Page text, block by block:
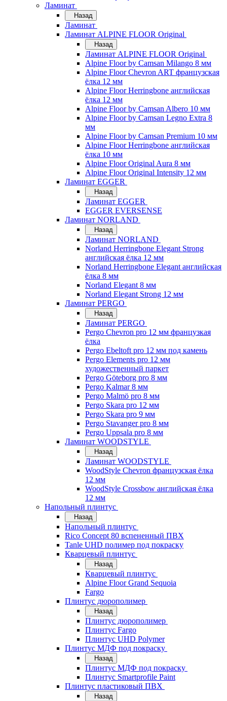
Ламинат
Назад
Ламинат
Ламинат ALPINE FLOOR Original
Назад
Ламинат ALPINE FLOOR Original
Alpine Floor by Camsan Milango 8 мм
Alpine Floor Chevron ART французская
ёлка 12 мм
Alpine Floor Herringbone английская
ёлка 12 мм
Alpine Floor by Camsan Albero 10 мм
Alpine Floor by Camsan Legno Extra 8
мм
Alpine Floor by Camsan Premium 10 мм
Alpine Floor Herringbone английская
ёлка 10 мм
Alpine Floor Original Aura 8 мм
Alpine Floor Original Intensity 12 мм
Ламинат EGGER
Назад
Ламинат EGGER
EGGER EVERSENSE
Ламинат NORLAND
Назад
Ламинат NORLAND
Norland Herringbone Elegant Strong
английская ёлка 12 мм
Norland Herringbone Elegant английская
ёлка 8 мм
Norland Elegant 8 мм
Norland Elegant Strong 12 мм
Ламинат PERGO
Назад
Ламинат PERGO
Pergo Chevron pro 12 мм французкая
ёлка
Pergo Ebeltoft pro 12 мм под камень
Pergo Elements pro 12 мм
художественный паркет
Pergo Göteborg pro 8 мм
Pergo Kalmar 8 мм
Pergo Malmö pro 8 мм
Pergo Skara pro 12 мм
Pergo Skara pro 9 мм
Pergo Stavanger pro 8 мм
Pergo Uppsala pro 8 мм
Ламинат WOODSTYLE
Назад
Ламинат WOODSTYLE
WoodStyle Chevron французская ёлка
12 мм
WoodStyle Crossbow английская ёлка
12 мм
Напольный плинтус
Назад
Напольный плинтус
Rico Concept 80 вспененный ПВХ
Tanle UHD полимер под покраску
Кварцевый плинтус
Назад
Кварцевый плинтус
Alpine Floor Grand Sequoia
Fargo
Плинтус дюрополимер
Назад
Плинтус дюрополимер
Плинтус Fargo
Плинтус UHD Polymer
Плинтус МДФ под покраску
Назад
Плинтус МДФ под покраску
Плинтус Smartprofile Paint
Плинтус пластиковый ПВХ
Назад